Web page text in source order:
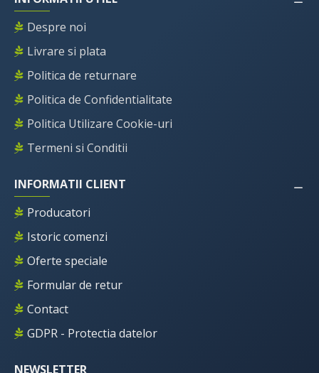
Despre noi
Livrare si plata
Politica de returnare
Politica de Confidentialitate
Politica Utilizare Cookie-uri
Termeni si Conditii
INFORMATII CLIENT
Producatori
Istoric comenzi
Oferte speciale
Formular de retur
Contact
GDPR - Protectia datelor
NEWSLETTER